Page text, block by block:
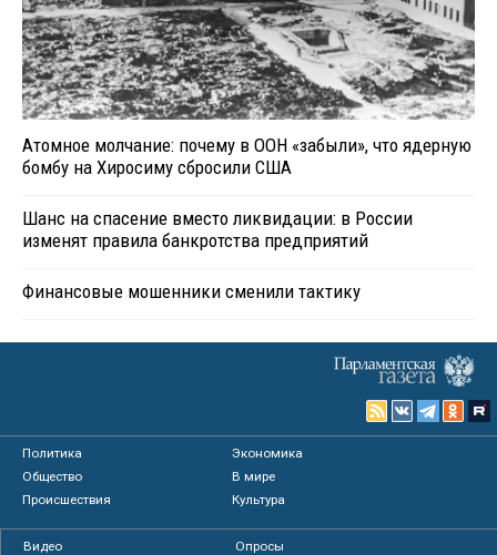
Атомное молчание: почему в ООН «забыли», что ядерную
бомбу на Хиросиму сбросили США
Шанс на спасение вместо ликвидации: в России
изменят правила банкротства предприятий
Финансовые мошенники сменили тактику
Политика
Экономика
Общество
В мире
Происшествия
Культура
Видео
Опросы